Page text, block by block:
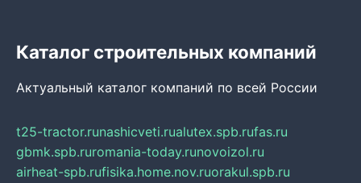
Каталог строительных компаний
Актуальный каталог компаний по всей России
t25-tractor.runashicveti.rualutex.spb.rufas.ru
gbmk.spb.ruromania-today.runovoizol.ru
airheat-spb.rufisika.home.nov.ruorakul.spb.ru